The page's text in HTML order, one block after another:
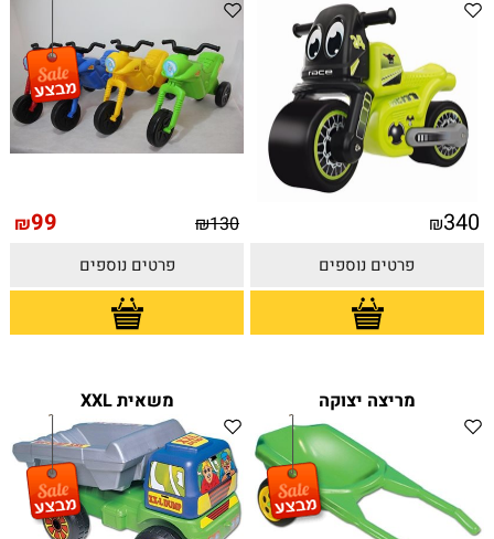
₪340
פרטים נוספים
₪130
₪99
פרטים נוספים
מריצה יצוקה משאית XXL